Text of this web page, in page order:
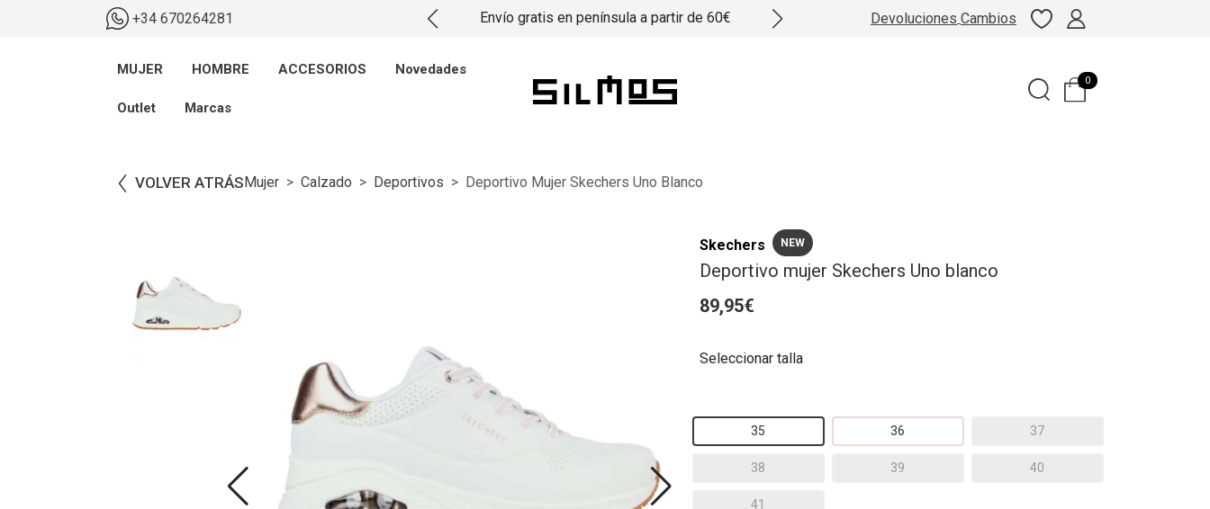
+34 670264281 Envío gratis en península a partir de 60€ Devoluciones Cambios
MUJER HOMBRE ACCESORIOS Novedades
Outlet Marcas
0
VOLVER ATRÁSMujer Calzado Deportivos Deportivo Mujer Skechers Uno Blanco
Skechers NEW
Deportivo mujer Skechers Uno blanco
89,95€
Seleccionar talla
35 36 37
38 39 40
41